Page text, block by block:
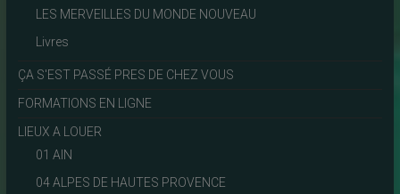
LES MERVEILLES DU MONDE NOUVEAU
Livres
ÇA S'EST PASSÉ PRES DE CHEZ VOUS
FORMATIONS EN LIGNE
LIEUX A LOUER
01 AIN
04 ALPES DE HAUTES PROVENCE